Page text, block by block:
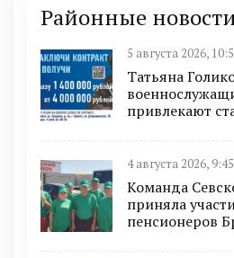
Районные
5 августа 2026,
Татьяна
привлекают
4 августа 2026, 9:45
Команда
приняла
пенсионеров